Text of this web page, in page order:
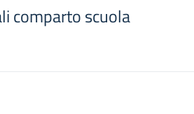
comparto scuola